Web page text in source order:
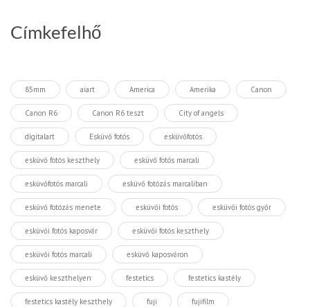
Címkefelhő
85mm aiart America Amerika Canon
Canon R6 Canon R6 teszt City of angels
digitalart Esküvő fotós esküvőfotós
esküvő fotós keszthely esküvő fotós marcali
esküvőfotós marcali esküvő fotózás marcaliban
esküvő fotózás menete esküvői fotós esküvői fotós győr
esküvői fotós kaposvár esküvői fotós keszthely
esküvői fotós marcali esküvő kaposváron
esküvő keszthelyen festetics festetics kastély
festetics kastély keszthely fuji fujifilm